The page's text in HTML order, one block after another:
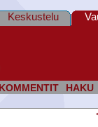
KOMMENTIT HAKU
Keskustelu